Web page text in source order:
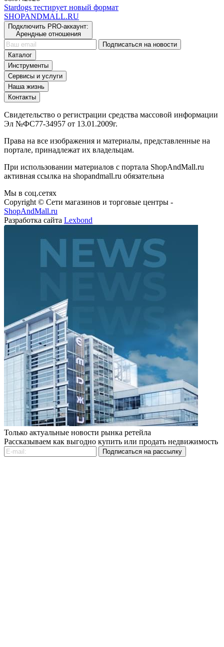
Stardogs тестирует новый формат
SHOPANDMALL.RU
Подключить PRO-аккаунт:
Арендные отношения
Подписаться на новости
Каталог
Инструменты
Сервисы и услуги
Наша жизнь
Контакты
Свидетельство о регистрации средства массовой информации
Эл №ФС77-34957 от 13.01.2009г.
Права на все изображения и материалы, представленные на
портале, принадлежат их владельцам.
При использовании материалов с портала ShopAndMall.ru
активная ссылка на shopandmall.ru обязательна
Мы в соц.сетях
Copyright © Сети магазинов и торговые центры -
ShopAndMall.ru
Разработка сайта Lexbond
Только актуальные новости рынка ретейла
Рассказываем как выгодно купить или продать недвижимость